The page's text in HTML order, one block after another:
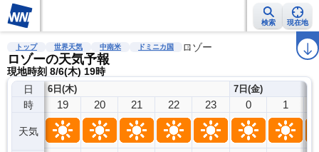
検索 現在地
雨雲レーダー 台風情報 地震情報 警報・注意報 ラ
トップ 世界天気 中南米 ドミニカ国 ロゾー
ロゾーの天気予報
現地時刻 8/6(木) 19時
日
時
天気
6日(木)
19 20 21 22 23
7日(金)
0 1